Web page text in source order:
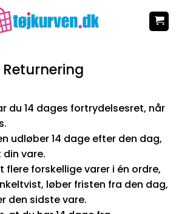
Returnering
du 14 dages fortrydelsesret, når
udløber 14 dage efter den dag,
vare.
flere forskellige varer i én ordre,
løber fristen fra den dag,
den sidste vare.